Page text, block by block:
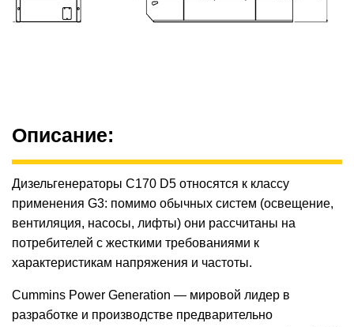
Описание:
Дизельгенераторы С170 D5 относятся к классу
применения G3: помимо обычных систем (освещение,
вентиляция, насосы, лифты) они рассчитаны на
потребителей с жесткими требованиями к
характеристикам напряжения и частоты.
Cummins Power Generation — мировой лидер в
разработке и производстве предварительно